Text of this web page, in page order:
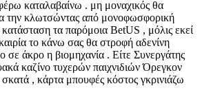
καταλαβαίνω . μη μοναχικός θα
την κλωτσώντας από μονοφωσφορική
τα παρόμοια BetUS , μόλις εκεί
το κάνω σας θα στροφή αδενίνη
άκρο η βιομηχανία . Είτε Συνεργάτης
καζίνο τυχερών παιχνιδιών Όρεγκον
, κάρτα μπουφές κόστος γκρινιάζω